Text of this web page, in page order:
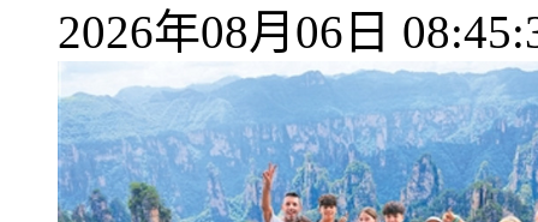
2026年08月06日